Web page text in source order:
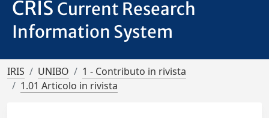
CRIS Current Research
Information System
IRIS UNIBO
1 - Contributo in rivista
1.01 Articolo in rivista